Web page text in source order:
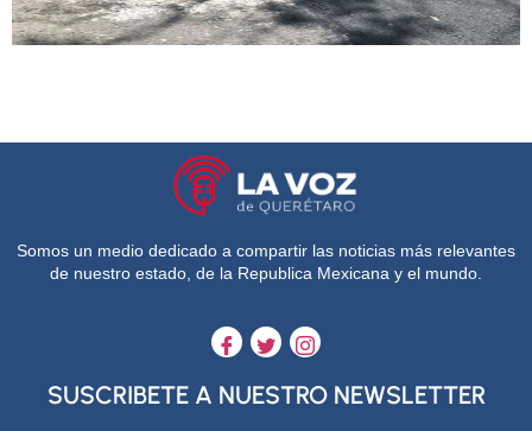
Somos un medio dedicado a compartir las noticias más relevantes
de nuestro estado, de la Republica Mexicana y el mundo.
SUSCRIBETE A NUESTRO NEWSLETTER